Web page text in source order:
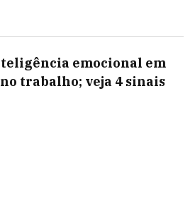
emocional em
trabalho; veja 4 sinais